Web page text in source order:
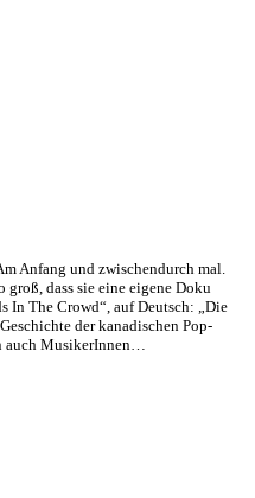
Anfang und zwischendurch mal.
dass sie eine eigene Doku
In The Crowd“, auf Deutsch: „Die
der kanadischen Pop-
auch MusikerInnen…